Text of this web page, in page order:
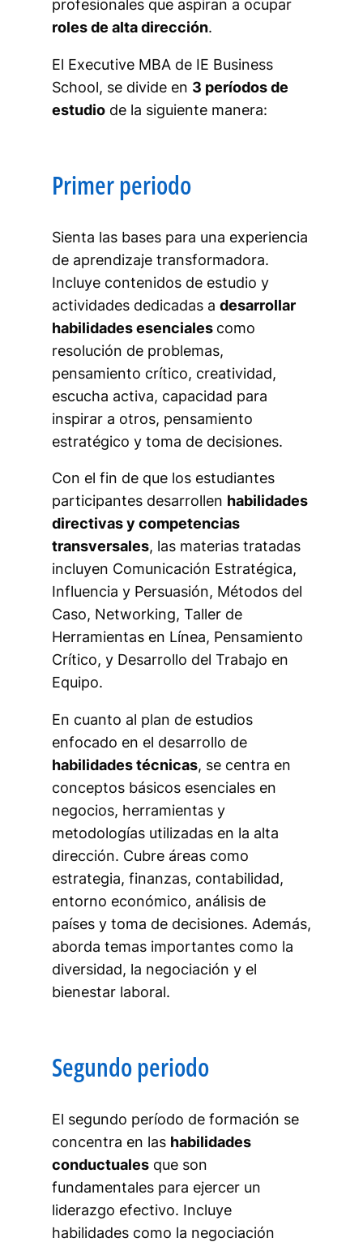
profesionales que aspiran a ocupar
roles de alta dirección.
El Executive MBA de IE Business
School, se divide en 3 períodos de
estudio de la siguiente manera:
Primer periodo
Sienta las bases para una experiencia
de aprendizaje transformadora.
Incluye contenidos de estudio y
actividades dedicadas a desarrollar
habilidades esenciales como
resolución de problemas,
pensamiento crítico, creatividad,
escucha activa, capacidad para
inspirar a otros, pensamiento
estratégico y toma de decisiones.
Con el fin de que los estudiantes
participantes desarrollen habilidades
directivas y competencias
transversales, las materias tratadas
incluyen Comunicación Estratégica,
Influencia y Persuasión, Métodos del
Caso, Networking, Taller de
Herramientas en Línea, Pensamiento
Crítico, y Desarrollo del Trabajo en
Equipo.
En cuanto al plan de estudios
enfocado en el desarrollo de
habilidades técnicas, se centra en
conceptos básicos esenciales en
negocios, herramientas y
metodologías utilizadas en la alta
dirección. Cubre áreas como
estrategia, finanzas, contabilidad,
entorno económico, análisis de
países y toma de decisiones. Además,
aborda temas importantes como la
diversidad, la negociación y el
bienestar laboral.
Segundo periodo
El segundo período de formación se
concentra en las habilidades
conductuales que son
fundamentales para ejercer un
liderazgo efectivo. Incluye
habilidades como la negociación